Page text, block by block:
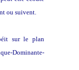
ou suivent.
sur le plan
Dominante-